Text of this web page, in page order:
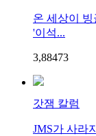
온 세상이
'이석...
3,88473
갓잼 칼럼
JMS가 사라